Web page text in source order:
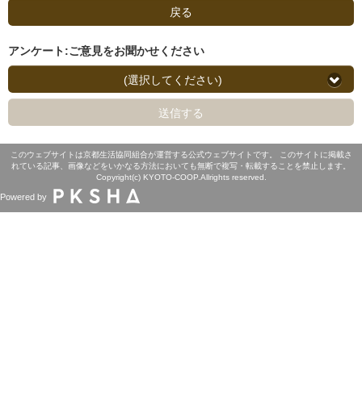
戻る
アンケート:ご意見をお聞かせください
(選択してください)
送信する
このウェブサイトは京都生活協同組合が運営する公式ウェブサイトです。 このサイトに掲載さ
れている記事、画像などをいかなる方法においても無断で複写・転載することを禁止します。
Copyright(c) KYOTO-COOP.Allrights reserved.
Powered by